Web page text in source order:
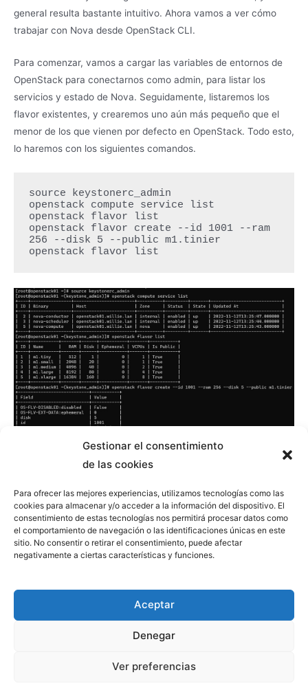
Gestionar el consentimiento
de las cookies
Para ofrecer las mejores experiencias, utilizamos tecnologías como las
cookies para almacenar y/o acceder a la información del dispositivo. El
consentimiento de estas tecnologías nos permitirá procesar datos como
el comportamiento de navegación o las identificaciones únicas en este
sitio. No consentir o retirar el consentimiento, puede afectar
negativamente a ciertas características y funciones.
Aceptar
Denegar
Ver preferencias
general resulta bastante intuitivo. Ahora vamos a ver cómo
trabajar con Nova desde OpenStack CLI.
Para comenzar, vamos a cargar las variables de entornos de
OpenStack para conectarnos como admin, para listar los
servicios y estado de Nova. Seguidamente, listaremos los
flavor existentes, y crearemos uno aún más pequeño que el
menor de los que vienen por defecto en OpenStack. Todo esto,
lo haremos con los siguientes comandos.
source keystonerc_admin
openstack compute service list
openstack flavor list
openstack flavor create --id 1001 --ram
256 --disk 5 --public m1.tinier
openstack flavor list
Lo siguiente que vamos a hacer es crear una nueva Instancia
en OpenStack, utilizando el flavor que acabamos de crear.
Para ello, primero creamos las Claves SSH, listamos las
finalmente creamos la nueva Instancia.
openstack keypair create willie-keypair
cat willie-keypair.key